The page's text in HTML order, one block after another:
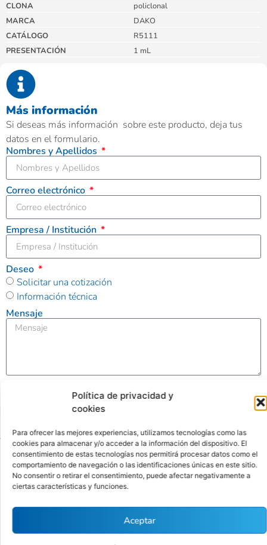
Política de privacidad y
cookies
Para ofrecer las mejores experiencias, utilizamos tecnologías como las
cookies para almacenar y/o acceder a la información del dispositivo. El
consentimiento de estas tecnologías nos permitirá procesar datos como el
comportamiento de navegación o las identificaciones únicas en este sitio.
No consentir o retirar el consentimiento, puede afectar negativamente a
ciertas características y funciones.
Aceptar
CLONA
policlonal
MARCA
DAKO
CATÁLOGO
R5111
PRESENTACIÓN
1 mL
Más información
Si deseas más información sobre este producto, deja tus
datos en el formulario.
Nombres y Apellidos
Correo electrónico
Empresa / Institución
Deseo
Solicitar una cotización
Información técnica
Mensaje
Enviar
Ubicación
Calle
Piso Int.
Contacto
(01) 346